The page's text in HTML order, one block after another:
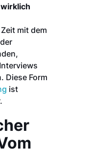
mit dem
Diese Form
ist